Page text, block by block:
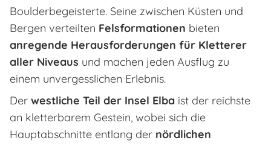
Boulderbegeisterte. Seine zwischen Küsten und
Bergen verteilten Felsformationen bieten
anregende Herausforderungen für Kletterer
aller Niveaus und machen jeden Ausflug zu
einem unvergesslichen Erlebnis.
Der westliche Teil der Insel Elba ist der reichste
an kletterbarem Gestein, wobei sich die
Hauptabschnitte entlang der nördlichen